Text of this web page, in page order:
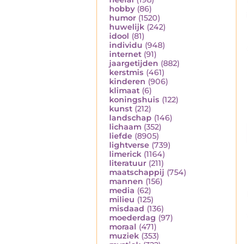
hobby (86)
humor (1520)
huwelijk (242)
idool (81)
individu (948)
internet (91)
jaargetijden (882)
kerstmis (461)
kinderen (906)
klimaat (6)
koningshuis (122)
kunst (212)
landschap (146)
lichaam (352)
liefde (8905)
lightverse (739)
limerick (1164)
literatuur (211)
maatschappij (754)
mannen (156)
media (62)
milieu (125)
misdaad (136)
moederdag (97)
moraal (471)
muziek (353)